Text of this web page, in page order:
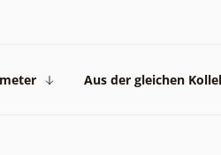
Aus der gleichen